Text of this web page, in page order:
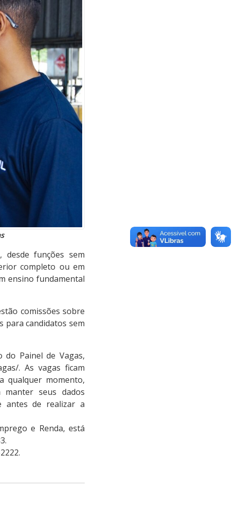
desde funções sem
completo ou em
ensino fundamental
comissões sobre
para candidatos sem
do Painel de Vagas,
. As vagas ficam
qualquer momento,
manter seus dados
antes de realizar a
e Renda, está